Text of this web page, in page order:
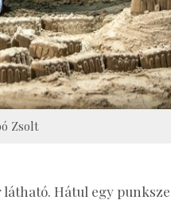
Zsolt
látható. Hátul egy